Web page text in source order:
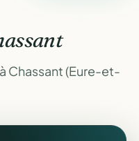
Chassant (Eure-et-